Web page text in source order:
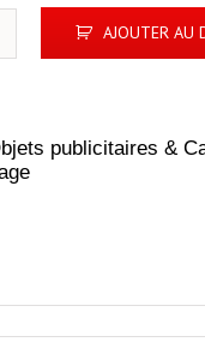
AJOUTER AU
publicitaires &